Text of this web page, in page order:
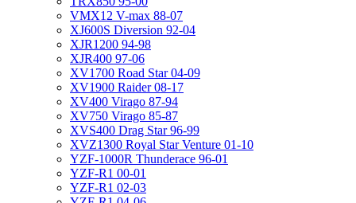
VMX12 V-max 88-07
XJ600S Diversion 92-04
XJR1200 94-98
XJR400 97-06
XV1700 Road Star 04-09
XV1900 Raider 08-17
XV400 Virago 87-94
XV750 Virago 85-87
XVS400 Drag Star 96-99
XVZ1300 Royal Star Venture 01-10
YZF-1000R Thunderace 96-01
YZF-R1 00-01
YZF-R1 02-03